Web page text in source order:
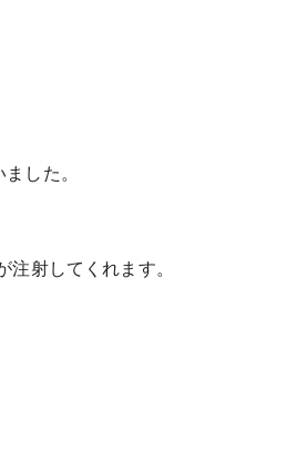
した。
射してくれます。